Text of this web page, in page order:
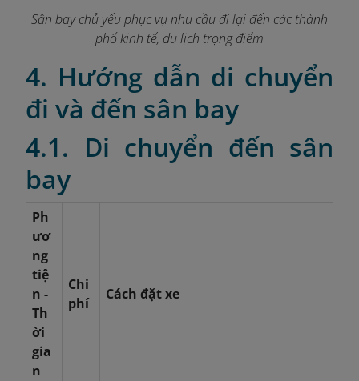
Sân bay chủ yếu phục vụ nhu cầu đi lại đến các thành
phố kinh tế, du lịch trọng điểm
4. Hướng dẫn di chuyển
đi và đến sân bay
4.1. Di chuyển đến sân
bay
Ph
ươ
ng
tiệ
n -
Th
ời
gia
n
Chi
phí
Cách đặt xe